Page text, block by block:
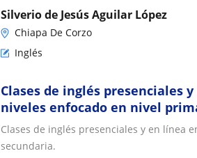
Silverio de Jesús Aguilar López
Chiapa De Corzo
Inglés
Clases de inglés presenciales
niveles enfocado en nivel
Clases de inglés presenciales y en línea
secundaria.